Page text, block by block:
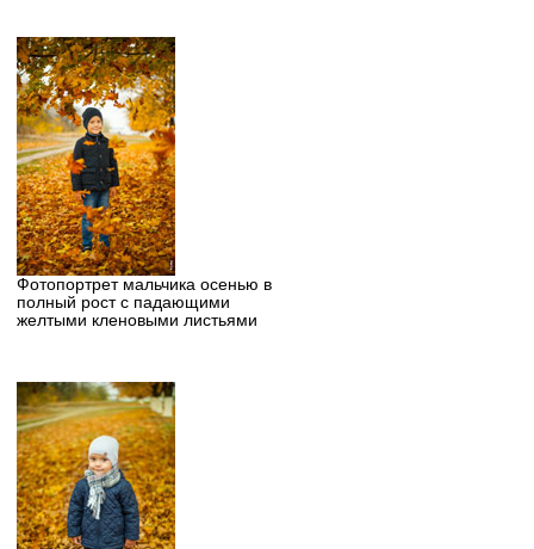
Фотопортрет мальчика осенью в
полный рост с падающими
желтыми кленовыми листьями